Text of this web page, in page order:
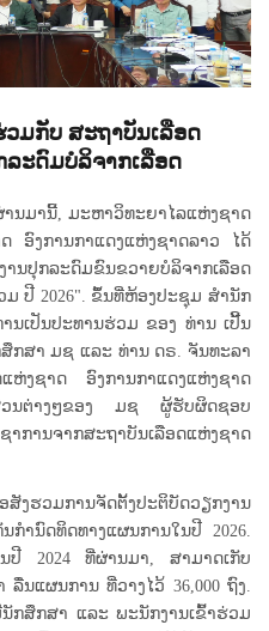
ມກັບ ສະຖາບັນເລືອດ
ະດົມບໍລິຈາກເລືອດ
ານມານີ້, ມະຫາວິທະຍາໄລແຫ່ງຊາດ
ອົງການກາແດງແຫ່ງຊາດລາວ ໄດ້
ນປຸກລະດົມຂົນຂວາຍບໍລິຈາກເລືອດ
ປີ 2026". ຂຶ້ນທີ່ຫ້ອງປະຊຸມ ສໍານັກ
ນເປັນປະທານຮ່ວມ ຂອງ ທ່ານ ເປີ້ນ
ກສາ ມຊ ແລະ ທ່ານ ດຣ. ຈັນທະລາ
ງຊາດ ອົງການກາແດງແຫ່ງຊາດ
ວນຕ່າງໆຂອງ ມຊ ຜູ້ຮັບຜິດຊອບ
ານຈາກສະຖາບັນເລືອດແຫ່ງຊາດ
ວມການຈັດຕັ້ງປະຕິບັດວຽກງານ
ຳນົດທິດທາງແຜນການໃນປີ 2026.
ນປີ 2024 ທີ່ຜ່ານມາ, ສາມາດເກັບ
ລື່ນແຜນການ ທີ່ວາງໄວ້ 36,000 ຖົງ.
ກສຶກສາ ແລະ ພະນັກງານເຂົ້າຮ່ວມ